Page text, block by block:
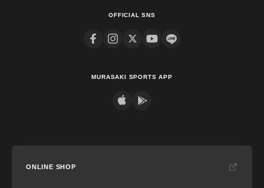
OFFICIAL SNS
MURASAKI SPORTS APP
ONLINE SHOP